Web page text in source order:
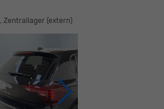
, Zentrallager (extern)